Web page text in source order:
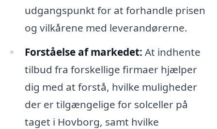
udgangspunkt for at forhandle prisen
og vilkårene med leverandørerne.
Forståelse af markedet: At indhente
tilbud fra forskellige firmaer hjælper
dig med at forstå, hvilke muligheder
der er tilgængelige for solceller på
taget i Hovborg, samt hvilke